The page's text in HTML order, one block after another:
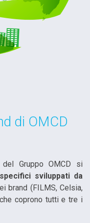
di OMCD
Gruppo OMCD si
sviluppati da
brand (FILMS, Celsia,
coprono tutti e tre i